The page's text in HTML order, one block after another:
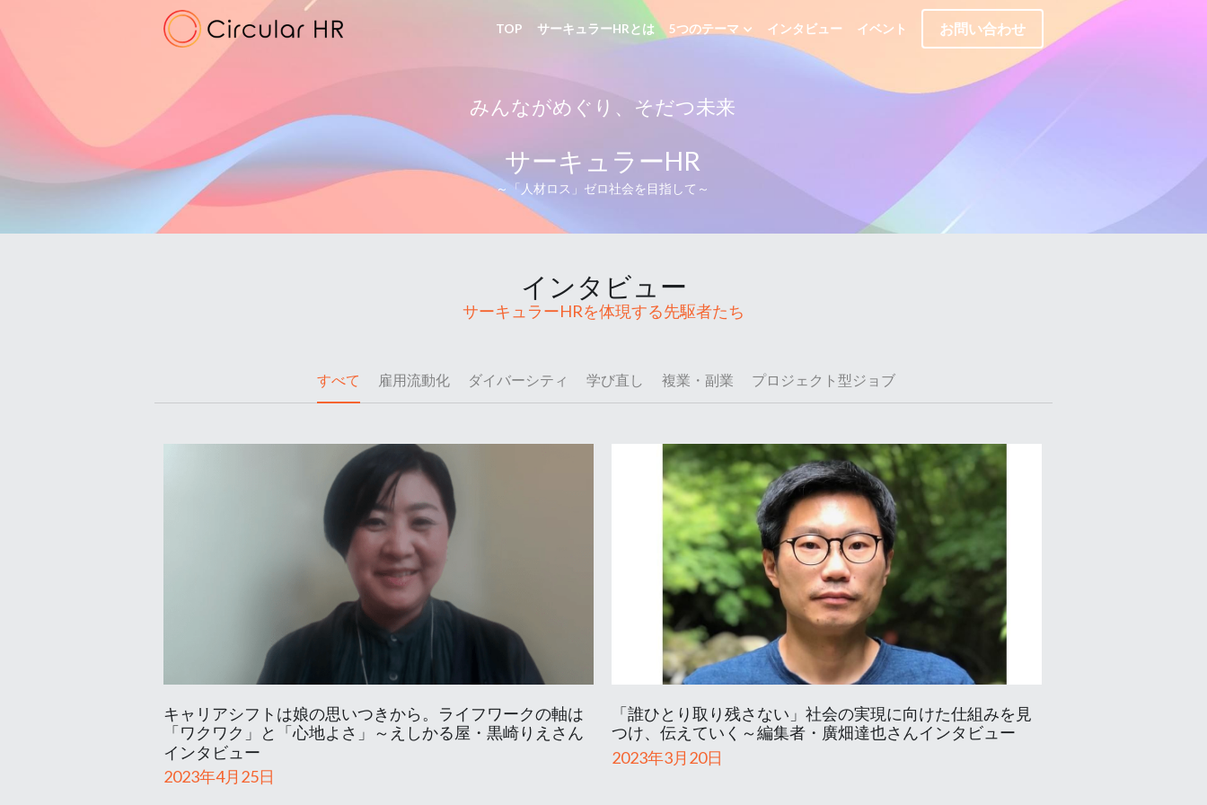
TOP サーキュラーHRとは 5つのテーマ インタビュー イベント お問い合わせ
みんながめぐり、そだつ未来
サーキュラーHR
～「人材ロス」ゼロ社会を目指して～
インタビュー
サーキュラーHRを体現する先駆者たち
すべて 雇用流動化 ダイバーシティ 学び直し 複業・副業 プロジェクト型ジョブ
キャリアシフトは娘の思いつきから。ライフワークの軸は
「ワクワク」と「心地よさ」～えしかる屋・黒崎りえさん
インタビュー
2023年4月25日
「誰ひとり取り残さない」社会の実現に向けた仕組みを見
つけ、伝えていく～編集者・廣畑達也さんインタビュー
2023年3月20日